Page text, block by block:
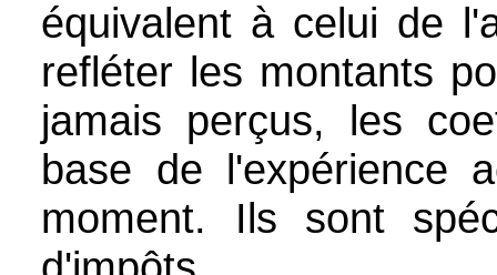
équivalent à celui de
refléter les montants
jamais perçus, les
base de l'expérience
moment. Ils sont